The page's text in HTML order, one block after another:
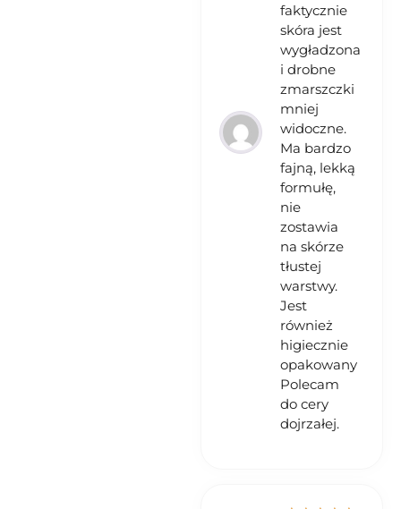
faktycznie
skóra jest
wygładzona
i drobne
zmarszczki
mniej
widoczne.
Ma bardzo
fajną, lekką
formułę,
nie
zostawia
na skórze
tłustej
warstwy.
Jest
również
higiecznie
opakowany
Polecam
do cery
dojrzałej.